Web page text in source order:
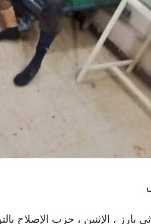
بارز ، الإثنين ، حزب الإصلاح